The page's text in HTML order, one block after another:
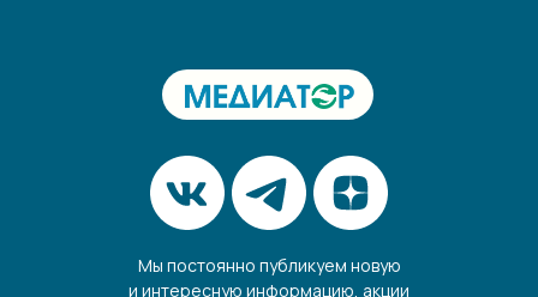
Мы постоянно публикуем новую
и интересную информацию, акции